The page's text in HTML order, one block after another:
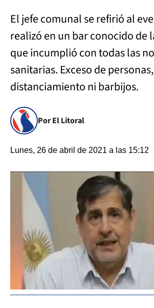
El jefe comunal se refirió al
realizó en un bar conocido de
que incumplió con todas las
sanitarias. Exceso de
distanciamiento ni barbijos.
Por El Litoral
Lunes, 26 de abril de 2021 a las 15:12